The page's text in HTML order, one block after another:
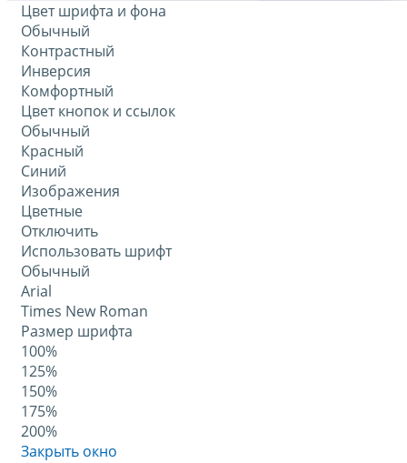
Цвет шрифта и фона
Обычный
Контрастный
Инверсия
Комфортный
Цвет кнопок и ссылок
Обычный
Красный
Синий
Изображения
Цветные
Отключить
Использовать шрифт
Обычный
Arial
Times New Roman
Размер шрифта
100%
125%
150%
175%
200%
Закрыть окно